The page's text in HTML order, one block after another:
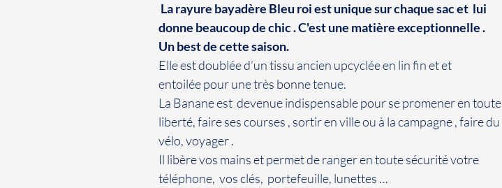
La rayure bayadère Bleu roi est unique sur chaque sac et lui
donne beaucoup de chic . C'est une matière exceptionnelle .
Un best de cette saison.
Elle est doublée d’un tissu ancien upcyclée en lin fin et et
entoilée pour une très bonne tenue.
La Banane est devenue indispensable pour se promener en toute
liberté, faire ses courses , sortir en ville ou à la campagne , faire du
vélo, voyager .
Il libère vos mains et permet de ranger en toute sécurité votre
téléphone, vos clés, portefeuille, lunettes …